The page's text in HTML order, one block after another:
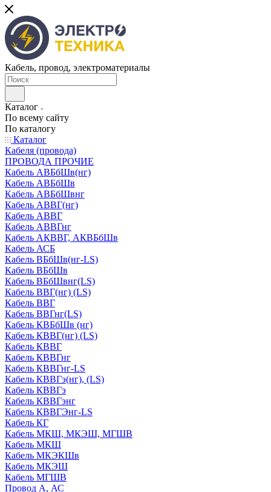
Кабель, провод, электроматериалы
Каталог
По всему сайту
По каталогу
Каталог
Кабеля (провода)
ПРОВОДА ПРОЧИЕ
Кабель АВБбШв(нг)
Кабель АВБбШв
Кабель АВБбШвнг
Кабель АВВГ(нг)
Кабель АВВГ
Кабель АВВГнг
Кабель АКВВГ, АКВБбШв
Кабель АСБ
Кабель ВБбШв(нг-LS)
Кабель ВБбШв
Кабель ВБбШвнг(LS)
Кабель ВВГ(нг) (LS)
Кабель ВВГ
Кабель ВВГнг(LS)
Кабель КВБбШв (нг)
Кабель КВВГ(нг) (LS)
Кабель КВВГ
Кабель КВВГнг
Кабель КВВГнг-LS
Кабель КВВГэ(нг), (LS)
Кабель КВВГэ
Кабель КВВГэнг
Кабель КВВГЭнг-LS
Кабель КГ
Кабель МКШ, МКЭШ, МГШВ
Кабель МКШ
Кабель МКЭКШв
Кабель МКЭШ
Кабель МГШВ
Провод А, АС